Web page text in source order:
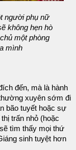
người phụ nữ
không hẹn hò
một phòng
mình
đến, mà là hành
xuyên sớm đi
bão tuyết hoặc sự
trấn nhỏ (hoặc
tìm thấy mọi thứ
sinh tuyệt hơn